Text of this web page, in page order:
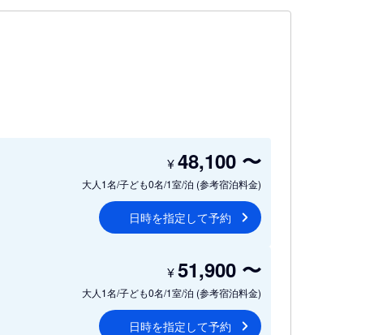
大人1名/子ども0名/1室/泊 (参考宿泊料金)
¥48,100 〜
日時を指定して予約
大人1名/子ども0名/1室/泊 (参考宿泊料金)
¥51,900 〜
日時を指定して予約